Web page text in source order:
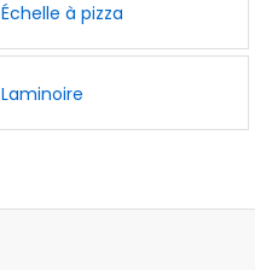
Échelle à pizza
Laminoire